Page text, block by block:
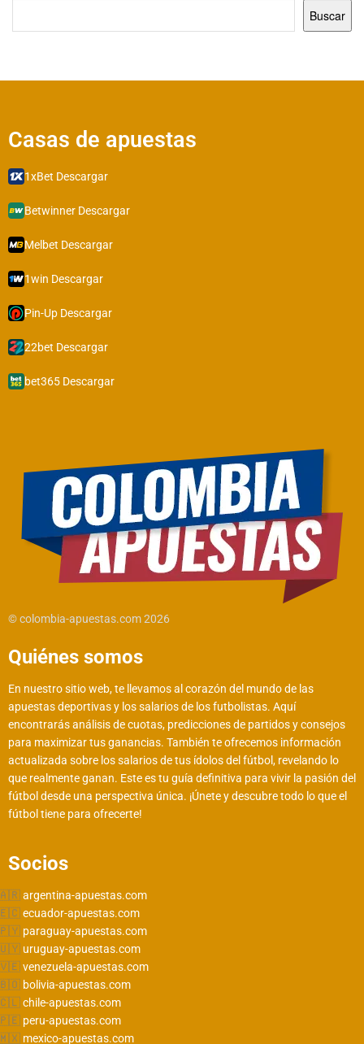
Buscar
Casas de apuestas​​
1xBet Descargar
Betwinner Descargar
Melbet Descargar
1win Descargar
Pin-Up Descargar
22bet Descargar
bet365 Descargar
© colombia-apuestas.com 2026
Quiénes somos
En nuestro sitio web, te llevamos al corazón del mundo de las
apuestas deportivas y los salarios de los futbolistas. Aquí
encontrarás análisis de cuotas, predicciones de partidos y consejos
para maximizar tus ganancias. También te ofrecemos información
actualizada sobre los salarios de tus ídolos del fútbol, revelando lo
que realmente ganan. Este es tu guía definitiva para vivir la pasión del
fútbol desde una perspectiva única. ¡Únete y descubre todo lo que el
fútbol tiene para ofrecerte!
Socios
argentina-apuestas.com
ecuador-apuestas.com
paraguay-apuestas.com
uruguay-apuestas.com
venezuela-apuestas.com
bolivia-apuestas.com
chile-apuestas.com
peru-apuestas.com
mexico-apuestas.com